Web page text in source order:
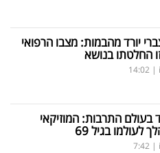
יורד מהבמות: מצבו הרפואי
החלטתו בנושא
|
14:02
בעולם התרבות: המוזיקאי
לעולמו בגיל 69
|
7:42